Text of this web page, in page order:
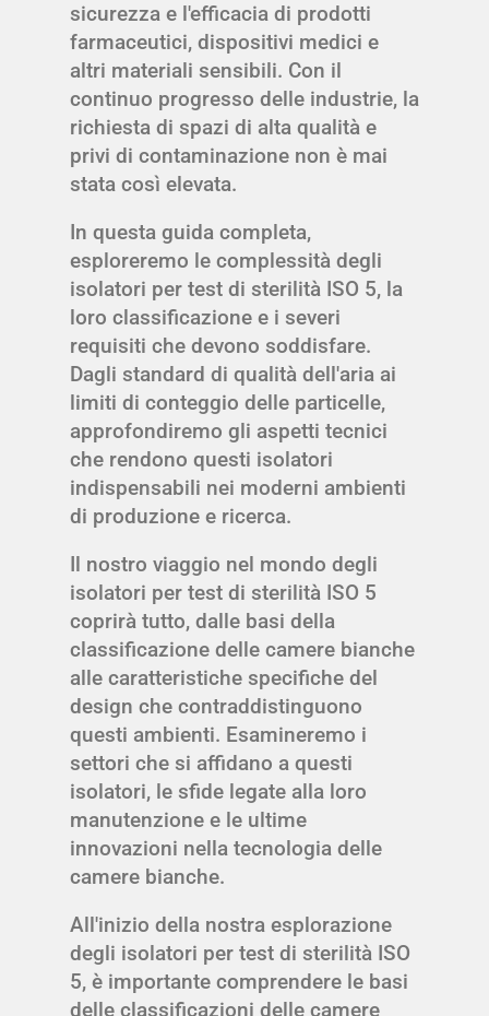
sicurezza e l'efficacia di prodotti
farmaceutici, dispositivi medici e
altri materiali sensibili. Con il
continuo progresso delle industrie, la
richiesta di spazi di alta qualità e
privi di contaminazione non è mai
stata così elevata.
In questa guida completa,
esploreremo le complessità degli
isolatori per test di sterilità ISO 5, la
loro classificazione e i severi
requisiti che devono soddisfare.
Dagli standard di qualità dell'aria ai
limiti di conteggio delle particelle,
approfondiremo gli aspetti tecnici
che rendono questi isolatori
indispensabili nei moderni ambienti
di produzione e ricerca.
Il nostro viaggio nel mondo degli
isolatori per test di sterilità ISO 5
coprirà tutto, dalle basi della
classificazione delle camere bianche
alle caratteristiche specifiche del
design che contraddistinguono
questi ambienti. Esamineremo i
settori che si affidano a questi
isolatori, le sfide legate alla loro
manutenzione e le ultime
innovazioni nella tecnologia delle
camere bianche.
All'inizio della nostra esplorazione
degli isolatori per test di sterilità ISO
5, è importante comprendere le basi
delle classificazioni delle camere